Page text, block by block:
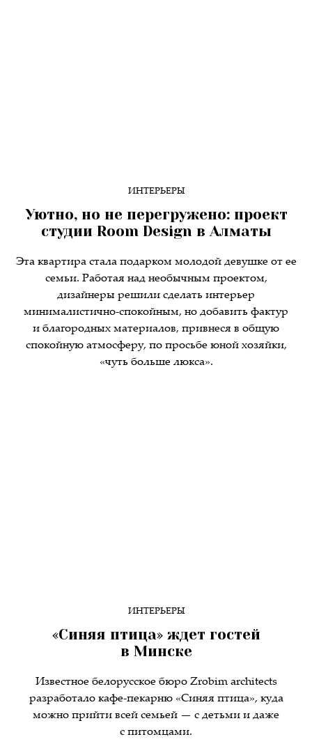
ИНТЕРЬЕРЫ
Уютно, но не перегружено: проект
студии Room Design в Алматы
Эта квартира стала подарком молодой девушке от ее
семьи. Работая над необычным проектом,
дизайнеры решили сделать интерьер
минималистично-спокойным, но добавить фактур
и благородных материалов, привнеся в общую
спокойную атмосферу, по просьбе юной хозяйки,
«чуть больше люкса».
ИНТЕРЬЕРЫ
«Синяя птица» ждет гостей
в Минске
Известное белорусское бюро Zrobim architects
разработало кафе-пекарню «Синяя птица», куда
можно прийти всей семьей — с детьми и даже
с питомцами.